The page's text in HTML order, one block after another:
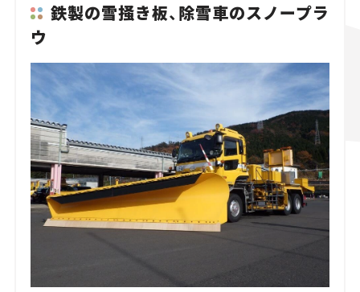
鉄製の雪掻き板、除雪車のスノープラ
ウ